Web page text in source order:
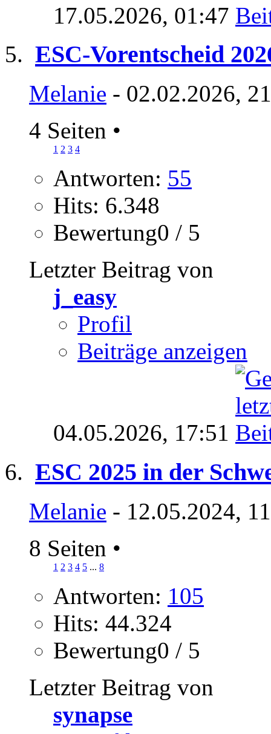
17.05.2026, 01:47
ESC-Vorentscheid
Melanie - 02.02.2026,
4 Seiten •
1 2 3 4
Antworten: 55
Hits: 6.348
Bewertung0 / 5
Letzter Beitrag von
j_easy
Profil
Beiträge anzeigen
04.05.2026, 17:51
ESC 2025 in der
Melanie - 12.05.2024,
8 Seiten •
1 2 3 4 5 ... 8
Antworten: 105
Hits: 44.324
Bewertung0 / 5
Letzter Beitrag von
synapse